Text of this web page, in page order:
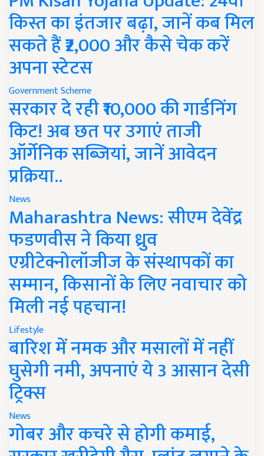
किस्त का इंतजार बढ़ा, जानें कब मिल
सकते हैं ₹2,000 और कैसे चेक करें
अपना स्टेटस
Government Scheme
सरकार दे रही ₹10,000 की गार्डनिंग
किट! अब छत पर उगाएं ताजी
ऑर्गेनिक सब्जियां, जानें आवेदन
प्रक्रिया..
News
Maharashtra News: सीएम देवेंद्र
फडणवीस ने किया ध्रुव
एग्रीटेक्नोलॉजीज के संस्थापकों का
सम्मान, किसानों के लिए नवाचार को
मिली नई पहचान!
Lifestyle
बारिश में नमक और मसालों में नहीं
घुसेगी नमी, अपनाएं ये 3 आसान देसी
ट्रिक्स
News
गोबर और कचरे से होगी कमाई,